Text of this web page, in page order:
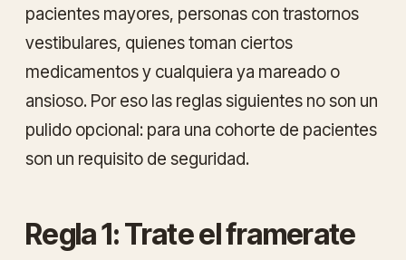
pacientes mayores, personas con trastornos
vestibulares, quienes toman ciertos
medicamentos y cualquiera ya mareado o
ansioso. Por eso las reglas siguientes no son un
pulido opcional: para una cohorte de pacientes
son un requisito de seguridad.
Regla 1: Trate el framerate